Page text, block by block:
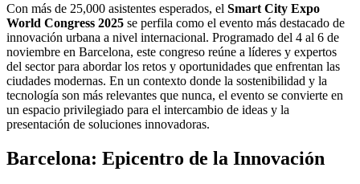
Con más de 25,000 asistentes esperados, el Smart City Expo
World Congress 2025 se perfila como el evento más destacado de
innovación urbana a nivel internacional. Programado del 4 al 6 de
noviembre en Barcelona, este congreso reúne a líderes y expertos
del sector para abordar los retos y oportunidades que enfrentan las
ciudades modernas. En un contexto donde la sostenibilidad y la
tecnología son más relevantes que nunca, el evento se convierte en
un espacio privilegiado para el intercambio de ideas y la
presentación de soluciones innovadoras.
Barcelona: Epicentro de la Innovación